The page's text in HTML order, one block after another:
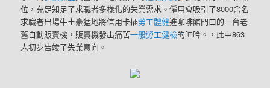
位，充足知足了求職者多樣化的失業需求。僱用會吸引了8000余名
求職者出場牛土豪猛地將信用卡插勞工體健進咖啡館門口的一台老
舊自動販賣機，販賣機發出痛苦一般勞工健檢的呻吟。，此中863
人初步告竣了失業意向。